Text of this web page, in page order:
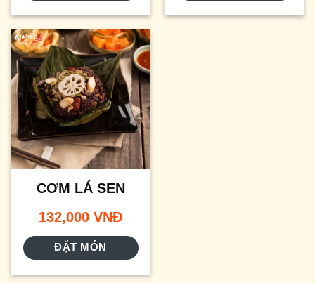
CƠM LÁ SEN
132,000 VNĐ
ĐẶT MÓN